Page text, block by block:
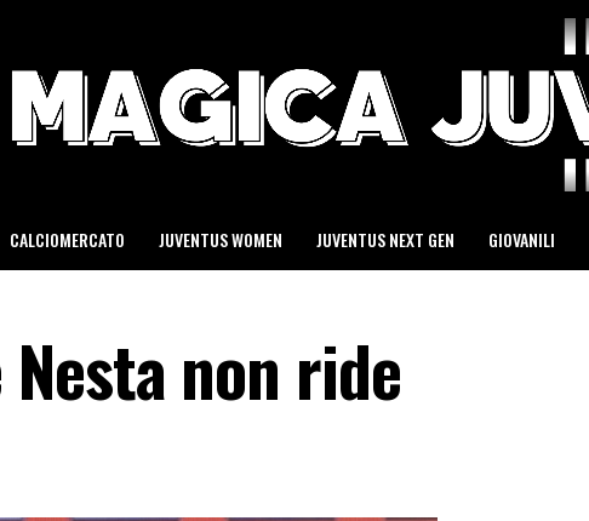
CALCIOMERCATO JUVENTUS WOMEN JUVENTUS NEXT GEN GIOVANILI
non ride